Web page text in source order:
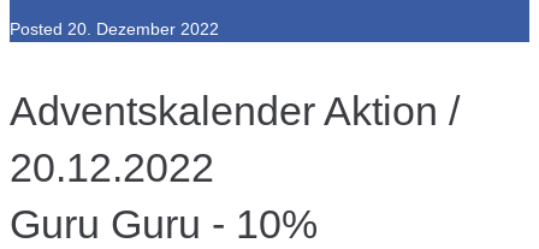
Posted 20. Dezember 2022
Adventskalender Aktion /
20.12.2022
Guru Guru - 10%